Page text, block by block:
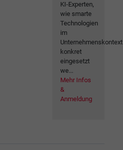
KI-Experten,
wie smarte
Technologien
im
Unternehmenskontext
konkret
eingesetzt
we...
Mehr Infos
&
Anmeldung